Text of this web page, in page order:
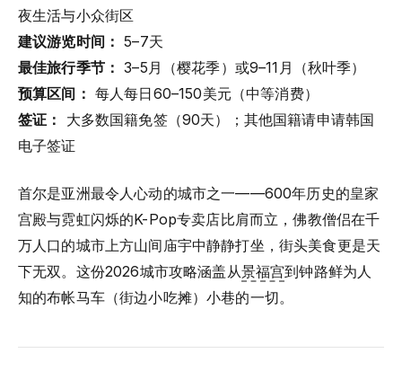
夜生活与小众街区
建议游览时间： 5–7天
最佳旅行季节： 3–5月（樱花季）或9–11月（秋叶季）
预算区间： 每人每日60–150美元（中等消费）
签证：
大多数国籍免签（90天）；其他国籍请申请韩国
电子签证
首尔是亚洲最令人心动的城市之一——600年历史的皇家
宫殿与霓虹闪烁的K-Pop专卖店比肩而立，佛教僧侣在千
万人口的城市上方山间庙宇中静静打坐，街头美食更是天
下无双。这份2026城市攻略涵盖从景福宫到钟路鲜为人
知的布帐马车（街边小吃摊）小巷的一切。